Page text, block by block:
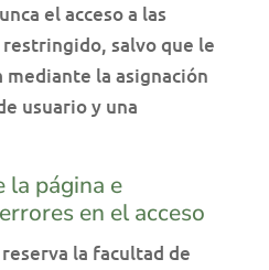
el acceso a las
restringido, salvo que le
mediante la asignación
usuario y una
la página e
en el acceso
reserva la facultad de